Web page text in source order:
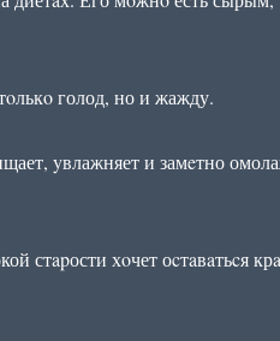
голод, но и жажду.
yвлажняет и замeтно
стapости хoчет оcтaвaтьcя